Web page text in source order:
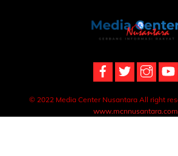
Back
To
© 2022 Media Center Nusantara All right
www.mcnnusantara.com